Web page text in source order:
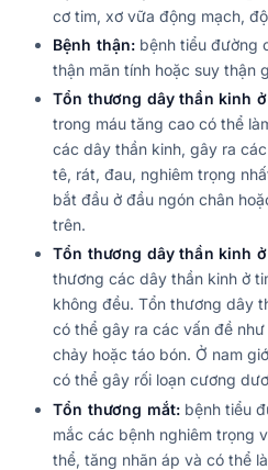
cơ tim, xơ vữa động mạch,
Bệnh thận: bệnh tiểu đường
thận mãn tính hoặc suy thận
Tổn thương dây thần kinh
trong máu tăng cao có thể
các dây thần kinh, gây ra
tê, rát, đau, nghiêm trọng
bắt đầu ở đầu ngón chân
trên.
Tổn thương dây thần kinh
thương các dây thần kinh ở
không đều. Tổn thương dây
có thể gây ra các vấn đề
chảy hoặc táo bón. Ở nam
có thể gây rối loạn cương
Tổn thương mắt: bệnh tiểu
mắc các bệnh nghiêm trọng
thể, tăng nhãn áp và có thể